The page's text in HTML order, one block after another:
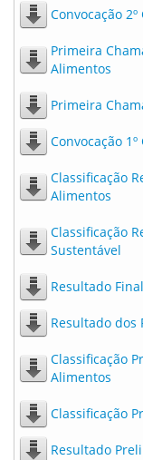
Convocação
Primeira
Alimentos
Primeira
Convocação
Classificação
Alimentos
Classificação
Sustentável
Resultado Final
Resultado dos
Classificação
Alimentos
Classificação
Resultado